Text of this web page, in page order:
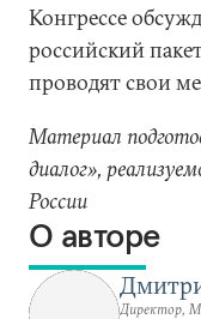
Конгрессе
российский
проводят свои
Материал
диалог»,
России
О авторе
Директор,